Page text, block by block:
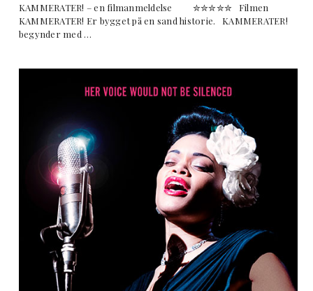
KAMMERATER! – en filmanmeldelse ✮✮✮✮✮ Filmen
KAMMERATER! Er bygget på en sand historie. KAMMERATER!
begynder med …